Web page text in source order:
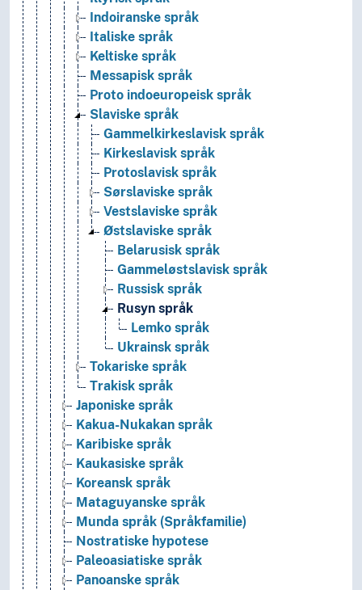
Indoiranske språk
Italiske språk
Keltiske språk
Messapisk språk
Proto indoeuropeisk språk
Slaviske språk
Gammelkirkeslavisk språk
Kirkeslavisk språk
Protoslavisk språk
Sørslaviske språk
Vestslaviske språk
Østslaviske språk
Belarusisk språk
Gammeløstslavisk språk
Russisk språk
Rusyn språk
Lemko språk
Ukrainsk språk
Tokariske språk
Trakisk språk
Japoniske språk
Kakua-Nukakan språk
Karibiske språk
Kaukasiske språk
Koreansk språk
Mataguyanske språk
Munda språk (Språkfamilie)
Nostratiske hypotese
Paleoasiatiske språk
Panoanske språk